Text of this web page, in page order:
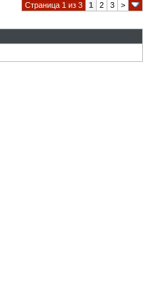
Страница 1 из 3 1 2 3 >